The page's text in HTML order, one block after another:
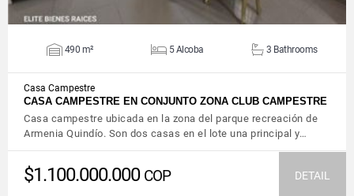
490 m² 5 Alcoba 3 Bathrooms
Casa Campestre
CASA CAMPESTRE EN CONJUNTO ZONA CLUB CAMPESTRE
Casa campestre ubicada en la zona del parque recreación de
Armenia Quindío. Son dos casas en el lote una principal y…
$1.100.000.000 COP DETAIL